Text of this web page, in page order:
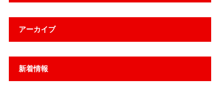
アーカイブ
新着情報